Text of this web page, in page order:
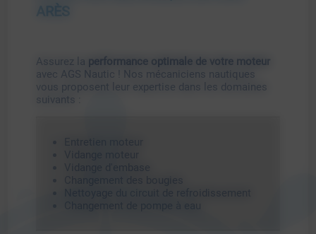
Assurez la performance optimale de votre moteur
avec AGS Nautic ! Nos mécaniciens nautiques
vous proposent leur expertise dans les domaines
suivants :
Entretien moteur
Changement des bougies
Nettoyage du circuit de refroidissement